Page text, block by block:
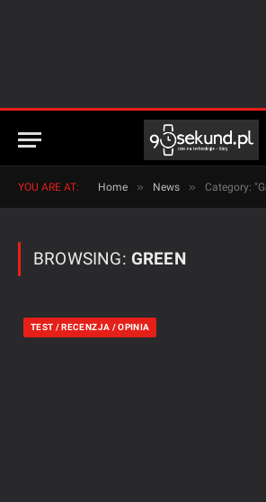
YOU ARE AT: Home » News » Category:
BROWSING: GREEN
TEST / RECENZJA / OPINIA